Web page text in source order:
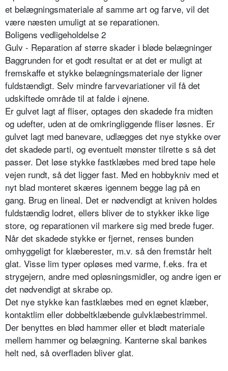
et belægningsmateriale af samme art og farve, vil det
være næsten umuligt at se reparationen.
Boligens vedligeholdelse 2
Gulv - Reparation af større skader i bløde belægninger
Baggrunden for et godt resultat er at det er muligt at
fremskaffe et stykke belægningsmateriale der ligner
fuldstændigt. Selv mindre farvevariationer vil få det
udskiftede område til at falde i øjnene.
Er gulvet lagt af fliser, optages den skadede fra midten
og udefter, uden at de omkringliggende fliser løsnes. Er
gulvet lagt med banevare, udlægges det nye stykke over
det skadede parti, og eventuelt mønster tilrette s så det
passer. Det løse stykke fastklæbes med bred tape hele
vejen rundt, så det ligger fast. Med en hobbykniv med et
nyt blad monteret skæres igennem begge lag på en
gang. Brug en lineal. Det er nødvendigt at kniven holdes
fuldstændig lodret, ellers bliver de to stykker ikke lige
store, og reparationen vil markere sig med brede fuger.
Når det skadede stykke er fjernet, renses bunden
omhyggeligt for klæberester, m.v. så den fremstår helt
glat. Visse lim typer opløses med varme, f.eks. fra et
strygejern, andre med opløsningsmidler, og andre igen er
det nødvendigt at skrabe op.
Det nye stykke kan fastklæbes med en egnet klæber,
kontaktlim eller dobbeltklæbende gulvklæbestrimmel.
Der benyttes en blød hammer eller et blødt materiale
mellem hammer og belægning. Kanterne skal bankes
helt ned, så overfladen bliver glat.